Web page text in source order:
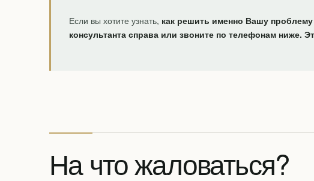
Если вы хотите узнать, как решить именно Вашу
консультанта справа или звоните по телефонам ниже.
На что жаловаться?